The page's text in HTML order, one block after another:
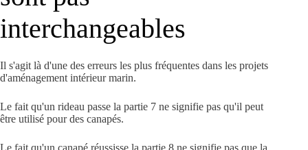
interchangeables
Il s'agit là d'une des erreurs les plus fréquentes dans les projets
d'aménagement intérieur marin.
Le fait qu'un rideau passe la partie 7 ne signifie pas qu'il peut
être utilisé pour des canapés.
Le fait qu'un canapé réussisse la partie 8 ne signifie pas que la